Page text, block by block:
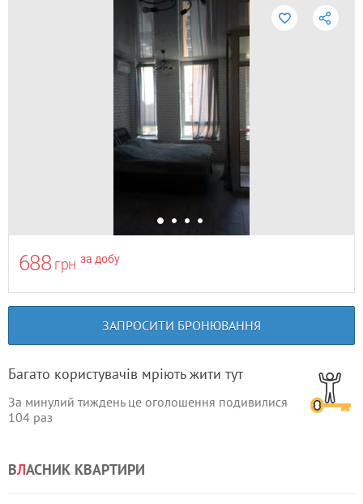
688 грн за добу
ЗАПРОСИТИ БРОНЮВАННЯ
Багато користувачів мріють жити тут
За минулий тиждень це оголошення подивилися
104 раз
ВЛАСНИК КВАРТИРИ